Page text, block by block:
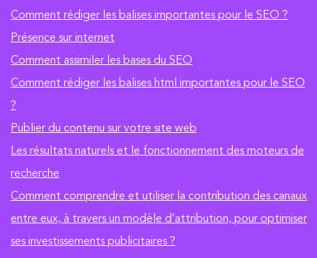
Comment rédiger les balises importantes pour le SEO ?
Présence sur internet
Comment assimiler les bases du SEO
Comment rédiger les balises html importantes pour le SEO
?
Publier du contenu sur votre site web
Les résultats naturels et le fonctionnement des moteurs de
recherche
Comment comprendre et utiliser la contribution des canaux
entre eux, à travers un modèle d’attribution, pour optimiser
ses investissements publicitaires ?